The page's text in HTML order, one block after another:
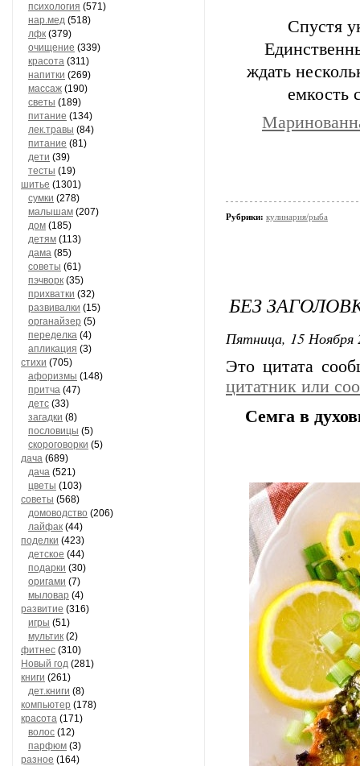
психология (571)
нар.мед (518)
лфк (379)
очищение (339)
красота (311)
напитки (269)
массаж (190)
светы (189)
питание (134)
лек.травы (84)
питание (81)
дети (39)
тесты (19)
шитье (1301)
сумки (278)
малышам (207)
дом (185)
детям (113)
дама (85)
советы (61)
пэчворк (35)
прихватки (32)
развивалки (15)
органайзер (5)
переделка (4)
апликация (3)
стихи (705)
афоризмы (148)
притча (47)
детс (33)
загадки (8)
пословицы (5)
скороговорки (5)
дача (689)
дача (521)
цветы (103)
советы (568)
домоводство (206)
лайфак (44)
поделки (423)
детское (44)
подарки (30)
оригами (7)
мыловар (4)
развитие (316)
игры (51)
мультик (2)
фитнес (310)
Новый год (281)
книги (261)
дет.книги (8)
компьютер (178)
красота (171)
волос (12)
парфюм (3)
разное (164)
Спустя
ждать
емкость
Рубрики: кулинария/рыба
БЕЗ
Пятница, 15 Ноября
Это цитата
цитатник или
Семга в